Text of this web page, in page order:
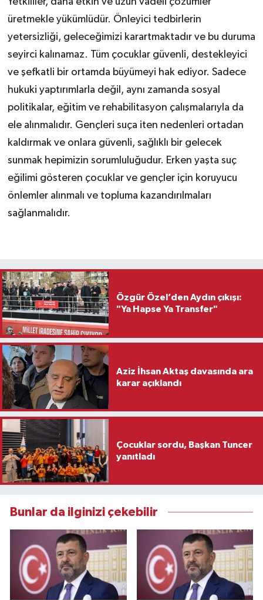
üretmekle yükümlüdür. Önleyici tedbirlerin
yetersizliği, geleceğimizi karartmaktadır ve bu duruma
seyirci kalınamaz. Tüm çocuklar güvenli, destekleyici
ve şefkatli bir ortamda büyümeyi hak ediyor. Sadece
hukuki yaptırımlarla değil, aynı zamanda sosyal
politikalar, eğitim ve rehabilitasyon çalışmalarıyla da
ele alınmalıdır. Gençleri suça iten nedenleri ortadan
kaldırmak ve onlara güvenli, sağlıklı bir gelecek
sunmak hepimizin sorumluluğudur. Erken yaşta suç
eğilimi gösteren çocuklar ve gençler için koruyucu
önlemler alınmalı ve topluma kazandırılmaları
sağlanmalıdır.
Özgür Özel’den Aydın çıkışı:
"Ya Hapse Ya Transfer"
Aziz İhsan Aktaş davasında ara
karar açıklandı
Çocuklar sordu, Başkan Tuncer
yanıtladı
Bunlar da ilginizi çekebilir